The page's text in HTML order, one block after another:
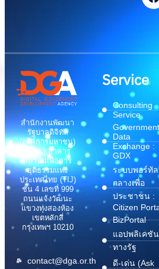
สำนักงานพัฒนา
รัฐบาลดิจิทัล
(องค์การมหาชน)
(สพร.) อาคาร
สถาบันเพื่อการ
ยุติธรรมแห่ง
ประเทศไทย (TIJ)
ชั้น 4 เลขที่ 999
ถนนแจ้งวัฒนะ
แขวงทุ่งสองห้อง
เขตหลักสี่
กรุงเทพฯ 10210
contact@dga.or.th
Service
Consulting
Service
Government
Data
Exchange :
GDX
ระบบพอร์ทัล
กลางเพื่อ
ประชาชน :
Citizen
BizPortal
แอปพลิเคชัน
ทางรัฐ
ดี-เด่น (Ask